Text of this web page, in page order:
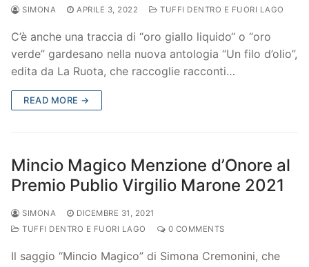
SIMONA APRILE 3, 2022 TUFFI DENTRO E FUORI LAGO
C’è anche una traccia di “oro giallo liquido“ o “oro
verde” gardesano nella nuova antologia “Un filo d’olio”,
edita da La Ruota, che raccoglie racconti…
READ MORE →
Mincio Magico Menzione d’Onore al
Premio Publio Virgilio Marone 2021
SIMONA
DICEMBRE 31, 2021
TUFFI DENTRO E FUORI LAGO
0 COMMENTS
Il saggio “Mincio Magico” di Simona Cremonini, che